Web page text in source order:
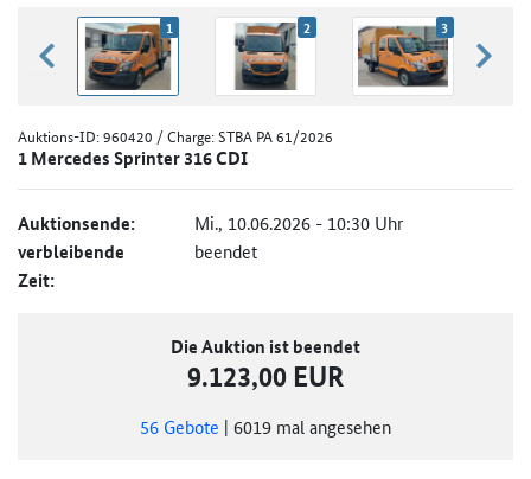
zurück blättern
1 2 3
Auktions-ID:960420 / Charge: STBA PA 61/2026
1 Mercedes Sprinter 316 CDI
Auktionsende: Mi., 10.06.2026 - 10:30 Uhr
verbleibende
Zeit:
beendet
Die Auktion ist beendet
9.123,00 EUR
56 Gebote | 6019 mal angesehen